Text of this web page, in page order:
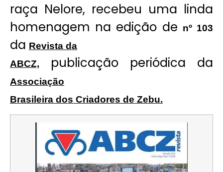
raça Nelore, recebeu uma linda
homenagem na edição de nº 103
da Revista da
ABCZ,
publicação periódica da
Associação
Brasileira dos Criadores de Zebu.